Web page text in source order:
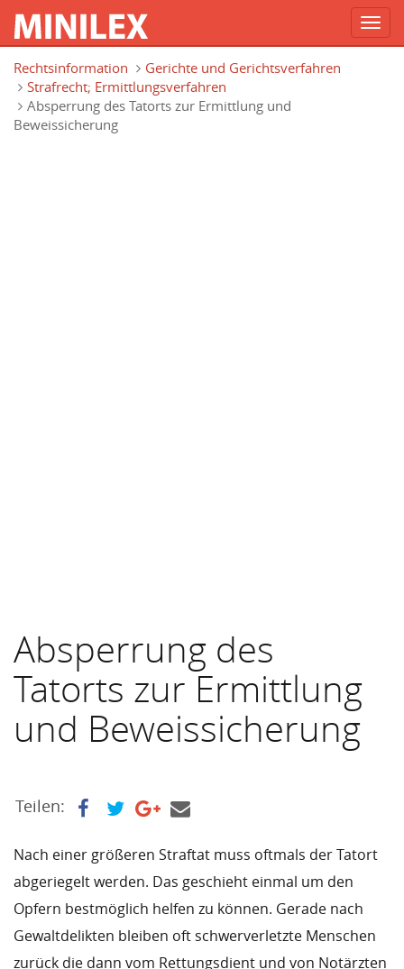
Rechtsinformation
Gerichte und Gerichtsverfahren
Strafrecht; Ermittlungsverfahren
Absperrung des Tatorts zur Ermittlung und
Beweissicherung
Absperrung des
Tatorts zur Ermittlung
und Beweissicherung
Teilen:
Nach einer größeren Straftat muss oftmals der Tatort
abgeriegelt werden. Das geschieht einmal um den
Opfern bestmöglich helfen zu können. Gerade nach
Gewaltdelikten bleiben oft schwerverletzte Menschen
zurück die dann vom Rettungsdient und von Notärzten